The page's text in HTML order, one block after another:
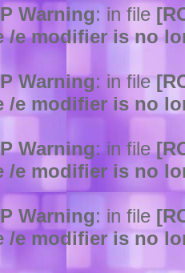
Warning: in file
/e modifier is no
Warning: in file
/e modifier is no
Warning: in file
/e modifier is no
Warning: in file
/e modifier is no